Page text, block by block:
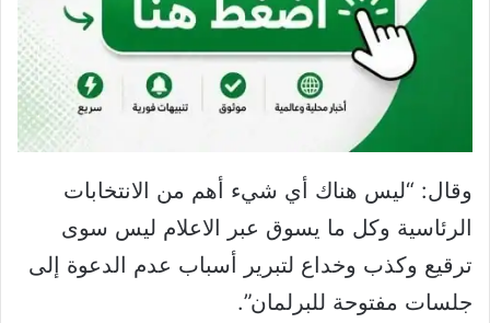
وقال: “ليس هناك أي شيء أهم من الانتخابات
الرئاسية وكل ما يسوق عبر الاعلام ليس سوى
ترقيع وكذب وخداع لتبرير أسباب عدم الدعوة إلى
جلسات مفتوحة للبرلمان”.